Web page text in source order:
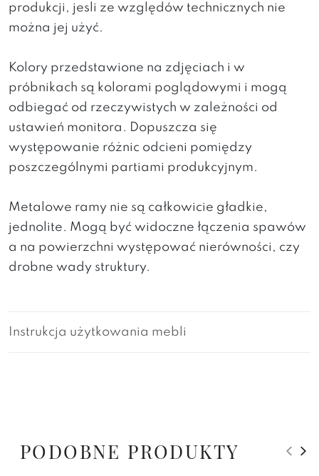
produkcji, jesli ze względów technicznych nie
można jej użyć.
Kolory przedstawione na zdjęciach i w
próbnikach są kolorami poglądowymi i mogą
odbiegać od rzeczywistych w zależności od
ustawień monitora. Dopuszcza się
występowanie różnic odcieni pomiędzy
poszczególnymi partiami produkcyjnym.
Metalowe ramy nie są całkowicie gładkie,
jednolite. Mogą być widoczne łączenia spawów
a na powierzchni występować nierówności, czy
drobne wady struktury.
Instrukcja użytkowania mebli
PODOBNE PRODUKTY